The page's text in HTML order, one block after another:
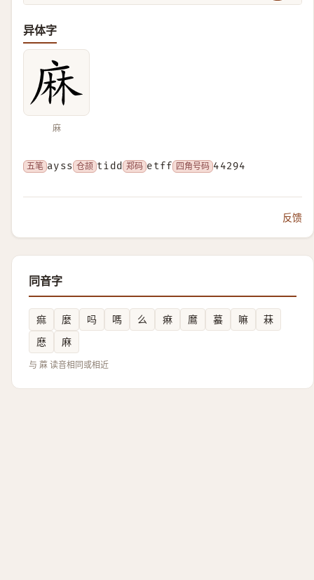
异体字
麻
五笔 ayss 仓颉 tidd 郑码 etff 四角号码 44294
反馈
同音字
痲 麼 吗 嗎 么 痳 䳸 蟇 嘛
菻
㦄
麻
与 蔴 读音相同或相近